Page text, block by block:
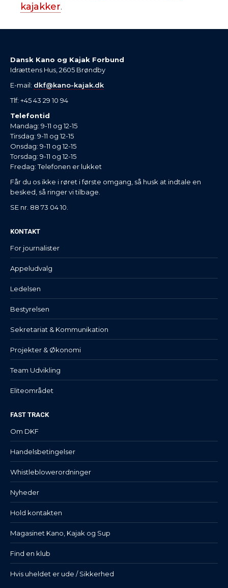
kajakker.
Dansk Kano og Kajak Forbund
Idrættens Hus, 2605 Brøndby
E-mail: dkf@kano-kajak.dk
Tlf: +45 43 29 10 94
Telefontid
Mandag: 9-11 og 12-15
Tirsdag: 9-11 og 12-15
Onsdag: 9-11 og 12-15
Torsdag: 9-11 og 12-15
Fredag: Telefonen er lukket
Får du os ikke i røret i første omgang, så husk at indtale en
besked, så ringer vi tilbage.
SE nr. 88 73 04 10.
KONTAKT
For journalister
Appeludvalg
Ledelsen
Bestyrelsen
Sekretariat & Kommunikation
Projekter & Økonomi
Team Udvikling
Eliteområdet
FAST TRACK
Om DKF
Handelsbetingelser
Whistleblowerordninger
Nyheder
Hold kontakten
Magasinet Kano, Kajak og Sup
Find en klub
Hvis uheldet er ude / Sikkerhed